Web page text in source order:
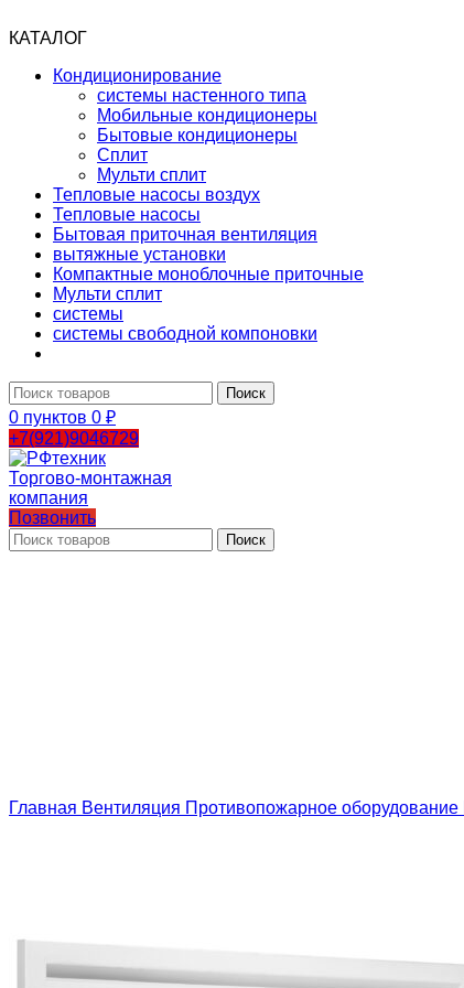
КАТАЛОГ
Кондиционирование
системы настенного типа
Мобильные кондиционеры
Бытовые кондиционеры
Сплит
Мульти сплит
Тепловые насосы воздух
Тепловые насосы
Бытовая приточная вентиляция
вытяжные установки
Компактные моноблочные приточные
Мульти сплит
системы
системы свободной компоновки
Поиск
0 пунктов 0 ₽
+7(921)9046729
Позвонить
Поиск
Главная Вентиляция Противопожарное оборудование